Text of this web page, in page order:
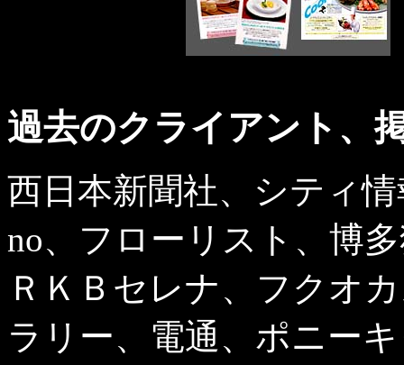
過去のクライアント、
西日本新聞社、シティ
no、フローリスト、博
ＲＫＢセレナ、フクオ
ラリー、電通、ポニー